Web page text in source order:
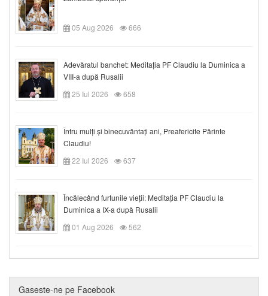
05 Aug 2026 666
Adevăratul banchet: Meditația PF Claudiu la Duminica a
VIII-a după Rusalii
25 Iul 2026
658
Întru mulți și binecuvântați ani, Preafericite Părinte
Claudiu!
22 Iul 2026
637
Încălecând furtunile vieții: Meditația PF Claudiu la
Duminica a IX-a după Rusalii
01 Aug 2026
562
Gaseste-ne pe Facebook